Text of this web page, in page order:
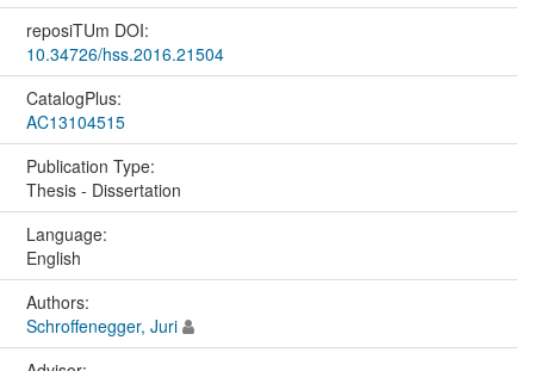
reposiTUm DOI:
10.34726/hss.2016.21504
CatalogPlus:
AC13104515
Publication Type:
Thesis - Dissertation
Language:
English
Authors:
Schroffenegger, Juri